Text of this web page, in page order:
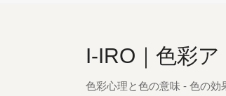
I-IRO｜色彩ア
色彩心理と色の意味 - 色の効